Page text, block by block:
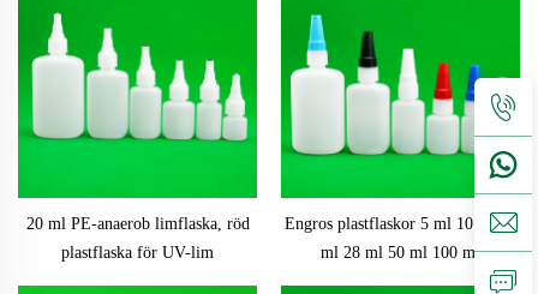
20 ml PE-anaerob limflaska, röd
plastflaska för UV-lim
Engros plastflaskor 5 ml 10 ml 20
ml 28 ml 50 ml 100 ml
starklimsflaska av plast,